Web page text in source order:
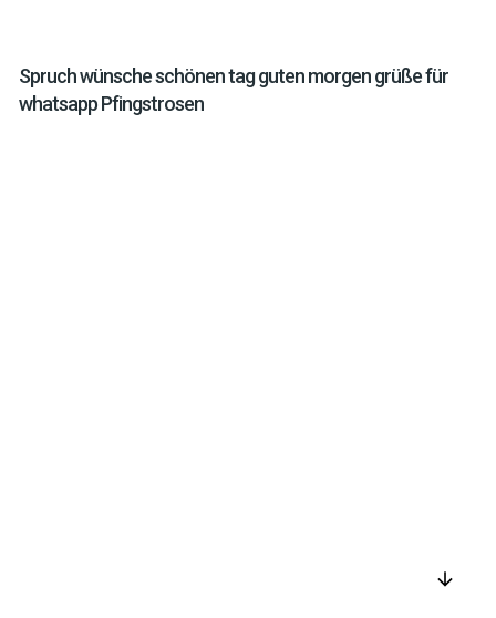
Spruch wünsche schönen tag guten morgen grüße für
whatsapp Pfingstrosen
arrow_downward